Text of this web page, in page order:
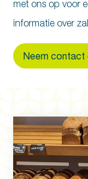
met ons op voor
informatie over
Neem contact